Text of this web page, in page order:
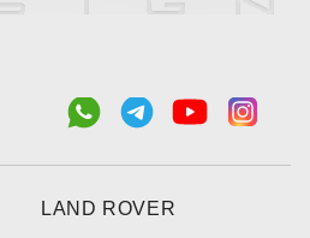
LAND ROVER